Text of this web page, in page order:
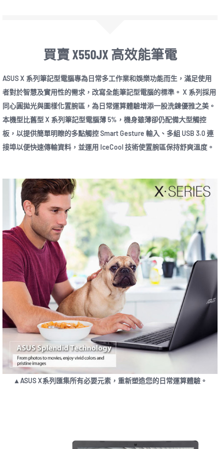
買賣 X550JX 高效能筆電
ASUS X 系列筆記型電腦專為日常多工作業和娛樂功能而生，滿足使用
者對於智慧及實用性的需求，改寫全能筆記型電腦的標準。 X 系列採用
同心圓拋光與圖樣化置腕區，為日常運算體驗增添一股洗鍊優雅之美。
本機型比舊型 X 系列筆記型電腦薄 5%，機身雖薄卻仍配備大型觸控
板，以提供簡單明瞭的多點觸控 Smart Gesture 輸入、多組 USB 3.0 連
接埠以便快速傳輸資料，並運用 IceCool 技術使置腕區保持舒爽溫度。
▲ASUS X系列匯集所有必要元素，重新塑造您的日常運算體驗。